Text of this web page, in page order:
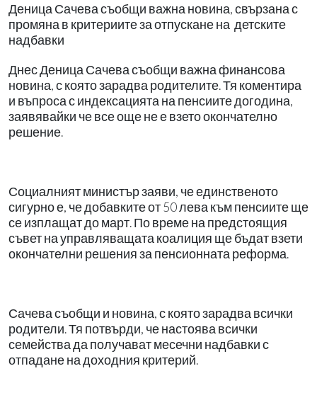
Деница Сачева съобщи важна новина, свързана с
промяна в критериите за отпускане на детските
надбавки
Днес Деница Сачева съобщи важна финансова
новина, с която зарадва родителите. Тя коментира
и въпроса с индексацията на пенсиите догодина,
заявявайки че все още не е взето окончателно
решение.
Социалният министър заяви, че единственото
сигурно е, че добавките от 50 лева към пенсиите ще
се изплащат до март. По време на предстоящия
съвет на управляващата коалиция ще бъдат взети
окончателни решения за пенсионната реформа.
Сачева съобщи и новина, с която зарадва всички
родители. Тя потвърди, че настоява всички
семейства да получават месечни надбавки с
отпадане на доходния критерий.